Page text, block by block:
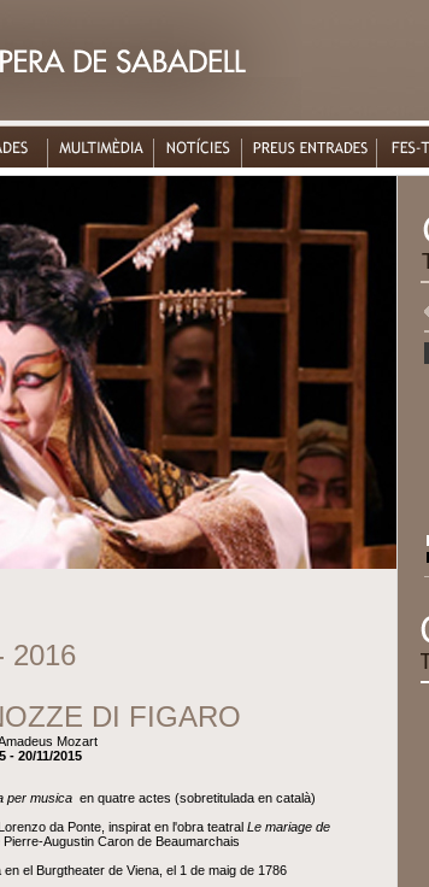
2016
DI FIGARO
Mozart
- 20/11/2015
per musicaen quatre actes (sobretitulada en català)
da Ponte, inspirat en l'obra teatral Le mariage de
Pierre-Augustin Caron de Beaumarchais
en el Burgtheater de Viena, el 1 de maig de 1786